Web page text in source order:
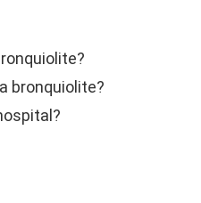
bronquiolite?